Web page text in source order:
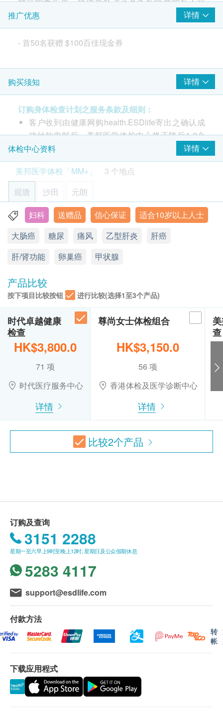
卵巢癌风险评估
ROMA 卵巢癌风险预测值
心脏检查 重点项目
静卧心电图
2 基本项目
血压
身高
脉搏率
体重
体质指标
健康资料资料
血脂
总胆固醇
甘油三酯
高密度胆固醇
低密度胆固醇
极低密度胆固醇
总胆固醇跟高密度胆固醇比值
总脂肪
糖化血色素
肝功能
谷丙转氨酶
间接胆红素
谷草先转太酵素
总碱性磷酸酶
谷草/谷丙转氨酵素比率
谷草转氨酶
肾功能
肌酸酐
尿素
钠
肾小球过滤率
甲状腺
癌症指标测试组合A
包括肝癌指标、胰脏癌指标、胃肿瘤指标、鼻咽癌肿瘤指标
HK$ 990.0
铁蛋白水平升高反映某身体器官或组织受损
17% off
HK$380.0 HK$460
肝炎伸延检查
针对甲型肝炎免疫能力和乙型肝炎E抗原等较少在体检中包含
检查项目及检测乙型肝炎表面抗体以判断是否存有乙型肝炎免
疫。
58% off
HK$
499.0 HK$1,200
爱滋病抗体一及二
檢查血液內愛滋病抗體，有助檢驗是否感染愛滋病病毒
15% off
340.0
间。另设有零食及饮料专区，照顾检查后客户的健康
需要。
此检查套餐适合任何年龄的女性，内容除包括血脂、
检验针对女士的4种癌症标志物及上腹部超声波检
查。定期接受健康检查，能有效减低受严重疾病例如
心脏病，糖尿病，高血压及癌症威胁等风险，增加治
愈率。
详细健康检查内容包括:
- 血全图及小便分析
- 肝功能及肝纤维化
- 乙型肝炎免疫能力及带菌状态
- 肾功能
- 血脂
- 痛风及糖尿病筛检
- 发炎标志物
- 胰脏功能
- 心电图
- 大便隐血筛检大肠癌
- 4种癌标志物: 大肠、肝、卵巢、鼻咽
- 4种对身体健康非常重要的矿物质或元素(钠、钾、
氯、钙)
- 游离甲状腺素评估甲状腺功能
- 超声波上腹，包括: 肝、胆、脾、胰、肾
推广优惠 详情
- 首50名获赠 $100百佳现金券
购买须知 详情
订购身体检查计划之服务条款及细则：
客户收到由健康网购health.ESDlife寄出之确认成
功付款电邮后，美邦医学体检中心将于随后1-2个
工作天办公时间内，致电客户预约身体检查的时间
及地点。客户亦可致电查询或在订单确认后1个工
作天致电该中心预约 (电话：3796 6600)。
健康检查计画只适用于10岁或以上之人士；未成年
客人体检指引(10岁至18歳以下人士)：
A. 10歳至未满16岁人士：
(1) 有家长或监护人陪同者
在中心即场签署同意书，并出示身份证明档，经核
实无误后可提供服务。
(2) 没有家长或监护人陪同者
预先取同意书并由家长或监护人签署妥当，客人可
由其他成年人陪同到中心，出示已签署的同意书及
签署者的身份证明档副本，经核实无误后可提供服
务。
B.16歳至未满18岁人士：
需预先取同意书并由家长或监护人签署妥当，可接
受客人自行到中心，出示已签署的同意书及签署者
的身份证明档副本，核实无误后可提供服务。
本身体检查计画有效期为12个月，客户必须于12
个月内(由确认付款日期起计)接受有关检查，客户
需提前1个月预约相关检查，逾期作废。
备注：
a.医生讲解报告只限佐敦分店，若有需要请联络佐敦
分店查询。
b. 如果客户已完成电话或面解服务,若再要求讲解，需
另外收取解析报告费，价钱请向美邦查询。
c. 客户若体检后3个月内不提取报告，所有报告一律
作销毁处理及不会存底，客户如需额外索取报告複印
本 (体检后3个月内)，将收取$150行政费。注意：複
印本报告未必完整。
d. 客人需自行承担邮寄报告之风险。
撰写医生转介信，将作额外收费，价钱请向美邦查
询。
体检中心资料
详情
美邦医学体检「MM+」
3 个地点
观塘
沙田 元朗
香港九龙观塘巧明街111-113号富利广场 805室
显示地图
星期一至六 : 9:00a.m. – 1:00p.m.; 2:00 – 6:00p.m.
妇科 送赠品 信心保证
适合10岁以上人士
大肠癌
糖尿 痛风 乙型肝炎
肝癌
肝/肾功能
卵巢癌 甲状腺
产品比较
按下项目比较按钮 进行比较(选择1至3个产品)
时代卓越健康
检查
HK$3,800.0
71 项
时代医疗服务中心
详情
尊尚女士体检组合
HK$3,150.0
56 项
香港体检及医学诊断中心
详情
比较2个产品
订购及查询
3151 2288
星期一至六早上9时至晚上12时; 星期日及公众假期休息
5283 4117
support@esdlife.com
付款方法
转
帐
下载应用程式